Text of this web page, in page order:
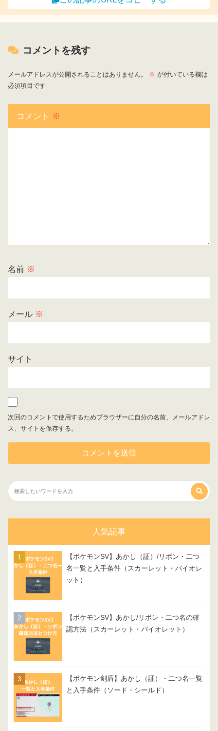
コメントを残す
メールアドレスが公開されることはありません。 ※ が付いている欄は
必須項目です
コメント ※
名前 ※
メール ※
サイト
次回のコメントで使用するためブラウザーに自分の名前、メールアドレ
ス、サイトを保存する。
人気記事
【ポケモンSV】あかし（証）/リボン・二つ
名一覧と入手条件（スカーレット・バイオレ
ット）
【ポケモンSV】あかし/リボン・二つ名の確
認方法（スカーレット・バイオレット）
【ポケモン剣盾】あかし（証）・二つ名一覧
と入手条件（ソード・シールド）